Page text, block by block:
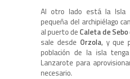
Al otro lado está la Isla
pequeña del archipiélago
al puerto de Caleta de Sebo
sale desde Orzola, y que
población de la isla
Lanzarote para
necesario.